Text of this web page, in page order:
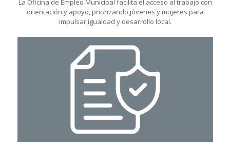
orientación y apoyo, priorizando jóvenes y mujeres para
impulsar igualdad y desarrollo local.